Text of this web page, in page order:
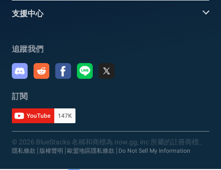
支援中心
追蹤我們
訂閱
YouTube 147K
© 2026 BlueStacks 名稱和商標為 now.gg, inc 所屬的註冊商標。
隱私條款 版權聲明 歐盟地區隱私條款 Do Not Sell My Information